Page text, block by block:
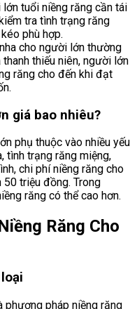
tuổi niềng răng cần tái
tra tình trạng răng
phù hợp.
cho người lớn thường
thiếu niên, người lớn
răng cho đến khi đạt
giá bao nhiêu?
phụ thuộc vào nhiều yếu
tình trạng răng miệng,
chi phí niềng răng cho
triệu đồng. Trong
răng có thể cao hơn.
Răng Cho
phương pháp niềng răng